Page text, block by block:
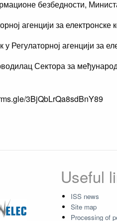
безбедности,
агенцији за
Регулаторној агенцији за
Сектора за
3BjQbLrQa8sdBnY89
Useful
ISS news
Site map
Processing of